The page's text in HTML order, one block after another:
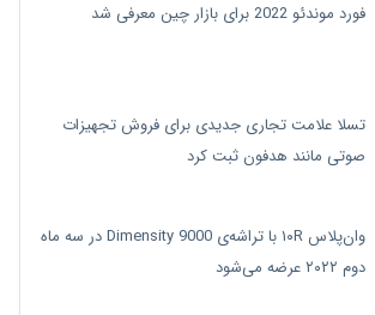
فورد موندئو 2022 برای بازار چین معرفی شد
تسلا علامت تجاری جدیدی برای فروش تجهیزات
صوتی مانند هدفون ثبت کرد
وان‌پلاس ۱۰R با تراشه‌ی Dimensity 9000 در سه ماه
دوم ۲۰۲۲ عرضه می‌شود